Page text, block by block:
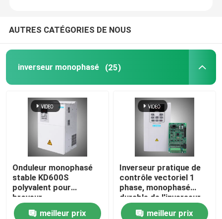
AUTRES CATÉGORIES DE NOUS
inverseur monophasé (25)
Onduleur monophasé
stable KD600S
polyvalent pour
broyeur
meilleur prix
Inverseur pratique de
contrôle vectoriel 1
phase, monophasé
durable de l'inverseur
12KW
meilleur prix